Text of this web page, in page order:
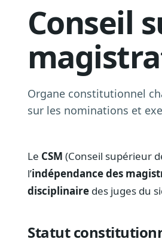
Conseil
Organe constitutionnel
sur les nominations et
Le CSM (Conseil supérieur
l’indépendance des
disciplinaire des juges du
Statut